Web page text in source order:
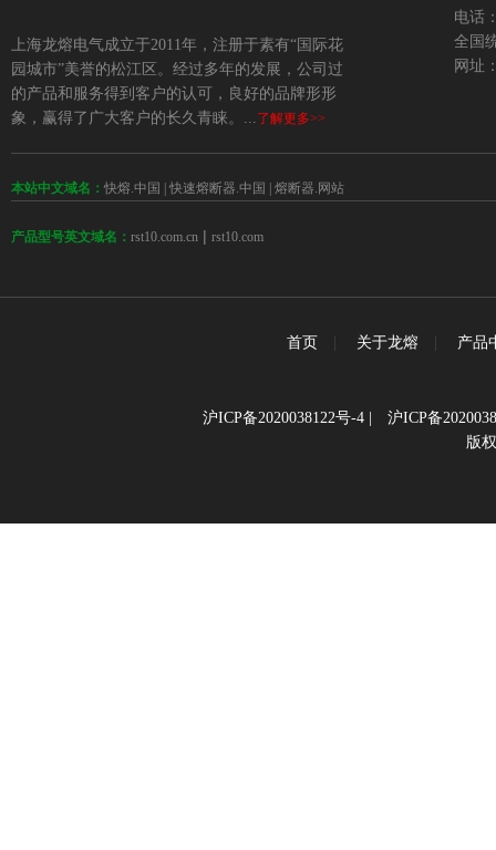
上海龙熔电气成立于2011年，注册于素有“国际花
园城市”美誉的松江区。经过多年的发展，公司过
的产品和服务得到客户的认可，良好的品牌形形
象，赢得了广大客户的长久青睐。...了解更多>>
电话
全国
网址
本站中文域名： 快熔.中国 快速熔断器.中国 熔断器.网站
产品型号英文域名： rst10.com.cn | rst10.com
首页 关于龙熔 产品
沪ICP备2020038122号-4| 沪ICP备
版